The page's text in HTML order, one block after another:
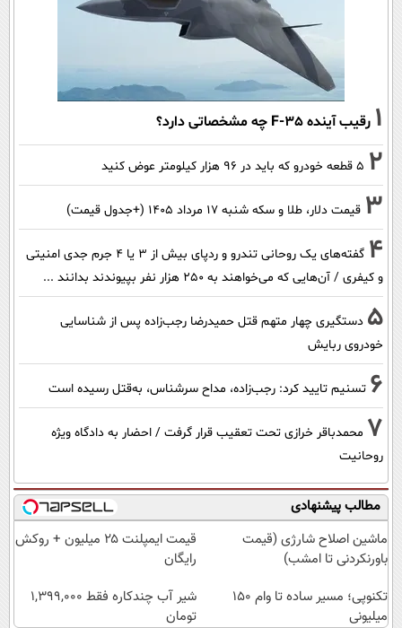
1 رقیب آینده F-35 چه مشخصاتی دارد؟
2 ۵ قطعه خودرو که باید در ۹۶ هزار کیلومتر عوض کنید
3 قیمت دلار، طلا و سکه شنبه ۱۷ مرداد ۱۴۰۵ (+جدول قیمت)
4
گفته‌های یک روحانی تندرو و ردپای بیش از ۳ یا ۴ جرم جدی امنیتی
و کیفری / آن‌هایی که می‌خواهند به ۲۵۰ هزار نفر بپیوندند بدانند ...
5 دستگیری چهار متهم قتل حمیدرضا رجب‌زاده پس از شناسایی
خودروی ربایش
6 تسنیم تایید کرد: رجب‌زاده، مداح سرشناس، به‌قتل رسیده است
7 محمدباقر خرازی تحت تعقیب قرار گرفت / احضار به دادگاه ویژه
روحانیت
مطالب پیشنهادی
ماشین اصلاح شارژی (قیمت
باورنکردنی تا امشب)
قیمت ایمپلنت ۲۵ میلیون + روکش
رایگان
تکنوپی؛ مسیر ساده تا وام ۱۵۰
میلیونی
شیر آب چندکاره فقط 1,399,000
تومان